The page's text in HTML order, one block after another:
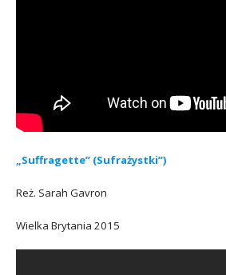
„Suffragette” (Sufrażystki”)
Reż. Sarah Gavron
Wielka Brytania 2015